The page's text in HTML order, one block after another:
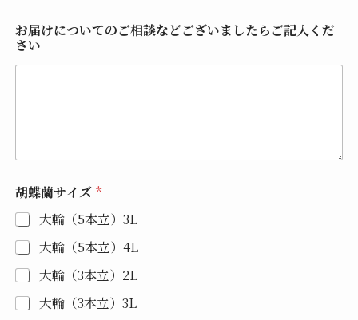
お届けについてのご相談などございましたらご記入くだ
さい
胡蝶蘭サイズ *
大輪（5本立）3L
大輪（5本立）4L
大輪（3本立）2L
大輪（3本立）3L